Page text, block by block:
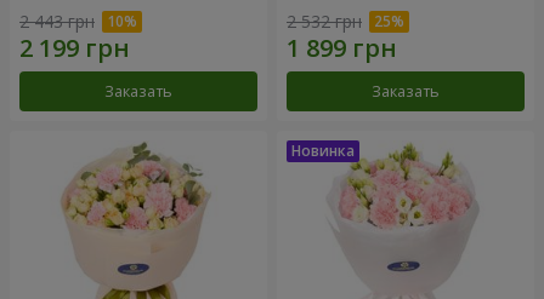
2 443 грн
Заказать
2 532 грн
Заказать